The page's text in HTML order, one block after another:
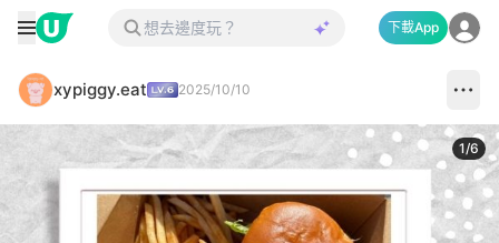
下載App
xypiggy.eat 2025/10/10
1/6